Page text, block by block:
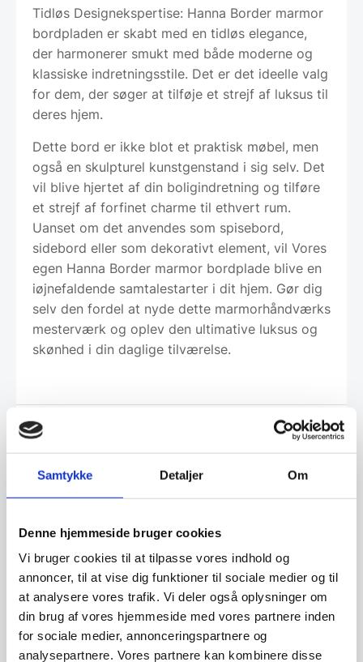
Samtykke Detaljer Om
Denne hjemmeside bruger cookies
Vi bruger cookies til at tilpasse vores indhold og
annoncer, til at vise dig funktioner til sociale medier og til
at analysere vores trafik. Vi deler også oplysninger om
din brug af vores hjemmeside med vores partnere inden
for sociale medier, annonceringspartnere og
analysepartnere. Vores partnere kan kombinere disse
Tidløs Designekspertise: Hanna Border marmor
bordpladen er skabt med en tidløs elegance,
der harmonerer smukt med både moderne og
klassiske indretningsstile. Det er det ideelle valg
for dem, der søger at tilføje et strejf af luksus til
deres hjem.
Dette bord er ikke blot et praktisk møbel, men
også en skulpturel kunstgenstand i sig selv. Det
vil blive hjertet af din boligindretning og tilføre
et strejf af forfinet charme til ethvert rum.
Uanset om det anvendes som spisebord,
sidebord eller som dekorativt element, vil Vores
egen Hanna Border marmor bordplade blive en
iøjnefaldende samtalestarter i dit hjem. Gør dig
selv den fordel at nyde dette marmorhåndværks
mesterværk og oplev den ultimative luksus og
skønhed i din daglige tilværelse.
Leveringsmetode
Altid god kvalitet, se her hvorfor
Har du spørgsmål til varen? Klik her
Vi prismatcher - Klik her